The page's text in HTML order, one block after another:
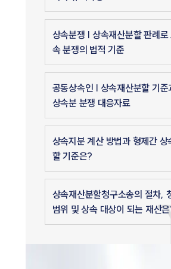
상속분쟁 | 상속재산분할 판례로
속 분쟁의 법적 기준
공동상속인 | 상속재산분할 기준
상속분 분쟁 대응자료
상속지분 계산 방법과 형제간 상
할 기준은?
상속재산분할청구소송의 절차,
범위 및 상속 대상이 되는 재산